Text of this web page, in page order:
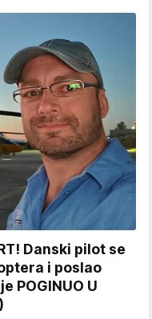
Danski pilot se
i poslao
POGINUO U